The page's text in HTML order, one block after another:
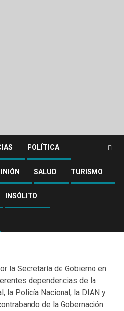
POLÍTICA
SALUD TURISMO
INSÓLITO
sellado por vender licor adulterado
la Secretaría de Gobierno en
dependencias de la
la Policía Nacional, la DIAN y
de la Gobernación